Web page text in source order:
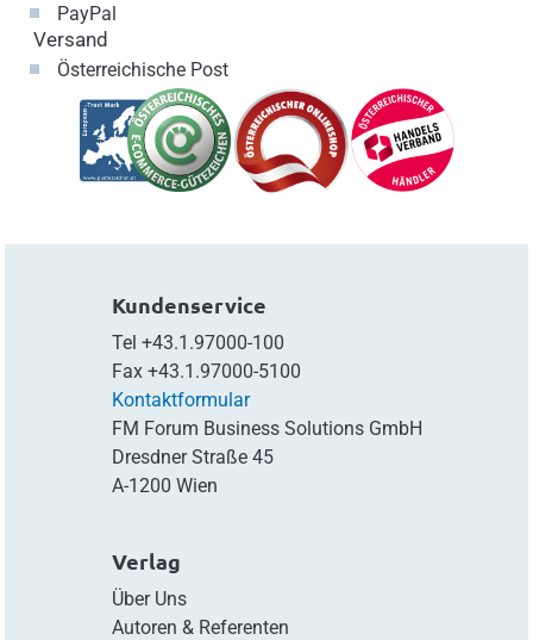
PayPal
Versand
Österreichische Post
Kundenservice
Tel +43.1.97000-100
Fax +43.1.97000-5100
Kontaktformular
FM Forum Business Solutions GmbH
Dresdner Straße 45
A-1200 Wien
Verlag
Über Uns
Autoren & Referenten